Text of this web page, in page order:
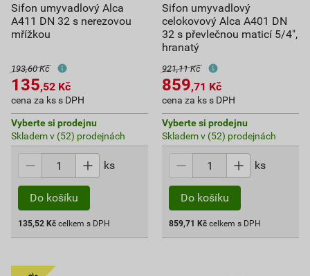
Sifon umyvadlový Alca
A411 DN 32 s nerezovou
mřížkou
193,60 Kč
135,52 Kč
cena za ks s DPH
Vyberte si prodejnu
Skladem v (52) prodejnách
ks
Do košíku
135,52 Kč celkem s DPH
Sifon umyvadlový
celokovový Alca A401 DN
32 s převlečnou maticí 5/4",
hranatý
921,11 Kč
859,71 Kč
cena za ks s DPH
Vyberte si prodejnu
Skladem v (52) prodejnách
ks
Do košíku
859,71 Kč celkem s DPH